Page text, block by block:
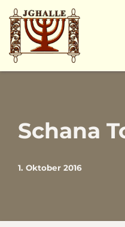
Zum
Inhalt
springen
Schana
1. Oktober 2016